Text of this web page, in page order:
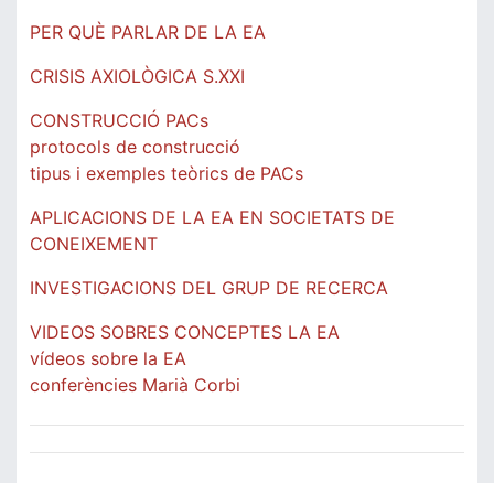
PER QUÈ PARLAR DE LA EA
CRISIS AXIOLÒGICA S.XXI
CONSTRUCCIÓ PACs
protocols de construcció
tipus i exemples teòrics de PACs
APLICACIONS DE LA EA EN SOCIETATS DE
CONEIXEMENT
INVESTIGACIONS DEL GRUP DE RECERCA
VIDEOS SOBRES CONCEPTES LA EA
vídeos sobre la EA
conferències Marià Corbi